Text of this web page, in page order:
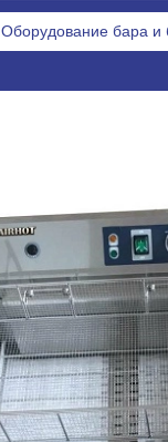
Оборудование бара и